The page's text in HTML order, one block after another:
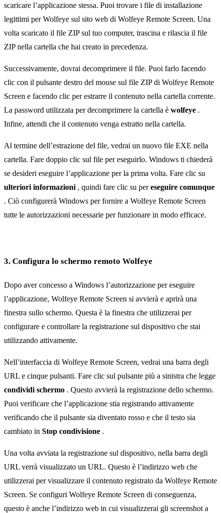
scaricare l’applicazione stessa. Puoi trovare i file di installazione
legittimi per Wolfeye sul sito web di Wolfeye Remote Screen. Una
volta scaricato il file ZIP sul tuo computer, trascina e rilascia il file
ZIP nella cartella che hai creato in precedenza.
Successivamente, dovrai decomprimere il file. Puoi farlo facendo
clic con il pulsante destro del mouse sul file ZIP di Wolfeye Remote
Screen e facendo clic per estrarre il contenuto nella cartella corrente.
La password utilizzata per decomprimere la cartella è wolfeye .
Infine, attendi che il contenuto venga estratto nella cartella.
Al termine dell’estrazione del file, vedrai un nuovo file EXE nella
cartella. Fare doppio clic sul file per eseguirlo. Windows ti chiederà
se desideri eseguire l’applicazione per la prima volta. Fare clic su
ulteriori informazioni , quindi fare clic su pereseguire comunque
. Ciò configurerà Windows per fornire a Wolfeye Remote Screen
tutte le autorizzazioni necessarie per funzionare in modo efficace.
3. Configura lo schermo remoto Wolfeye
Dopo aver concesso a Windows l’autorizzazione per eseguire
l’applicazione, Wolfeye Remote Screen si avvierà e aprirà una
finestra sullo schermo. Questa è la finestra che utilizzerai per
configurare e controllare la registrazione sul dispositivo che stai
utilizzando attivamente.
Nell’interfaccia di Wolfeye Remote Screen, vedrai una barra degli
URL e cinque pulsanti. Fare clic sul pulsante più a sinistra che legge
condividi schermo . Questo avvierà la registrazione dello schermo.
Puoi verificare che l’applicazione stia registrando attivamente
verificando che il pulsante sia diventato rosso e che il testo sia
cambiato in Stop condivisione .
Una volta avviata la registrazione sul dispositivo, nella barra degli
URL verrà visualizzato un URL. Questo è l’indirizzo web che
utilizzerai per visualizzare il contenuto registrato da Wolfeye Remote
Screen. Se configuri Wolfeye Remote Screen di conseguenza,
questo è anche l’indirizzo web in cui visualizzerai gli screenshot a